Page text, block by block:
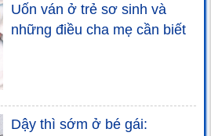
Uốn ván ở trẻ sơ sinh và
những điều cha mẹ cần biết
Dậy thì sớm ở bé gái: